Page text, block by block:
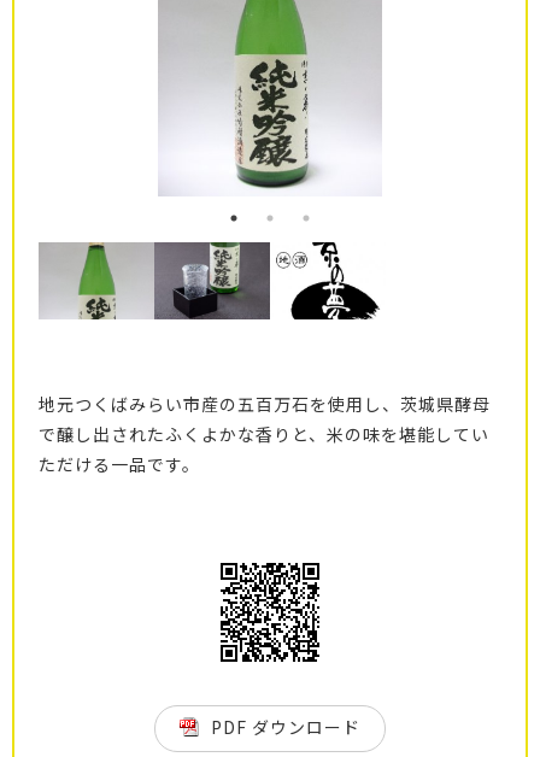
地元つくばみらい市産の五百万石を使用し、茨城県酵母
で醸し出されたふくよかな香りと、米の味を堪能してい
ただける一品です。
PDF ダウンロード